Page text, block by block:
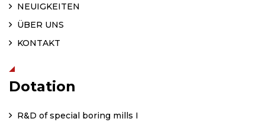
NEUIGKEITEN
ÜBER UNS
KONTAKT
Dotation
R&D of special boring mills I